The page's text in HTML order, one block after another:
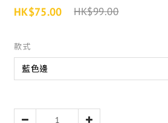
HK$75.00 HK$99.00
款式